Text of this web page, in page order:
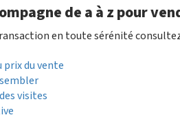
de a à z pour
en toute sérénité
du vente
visites